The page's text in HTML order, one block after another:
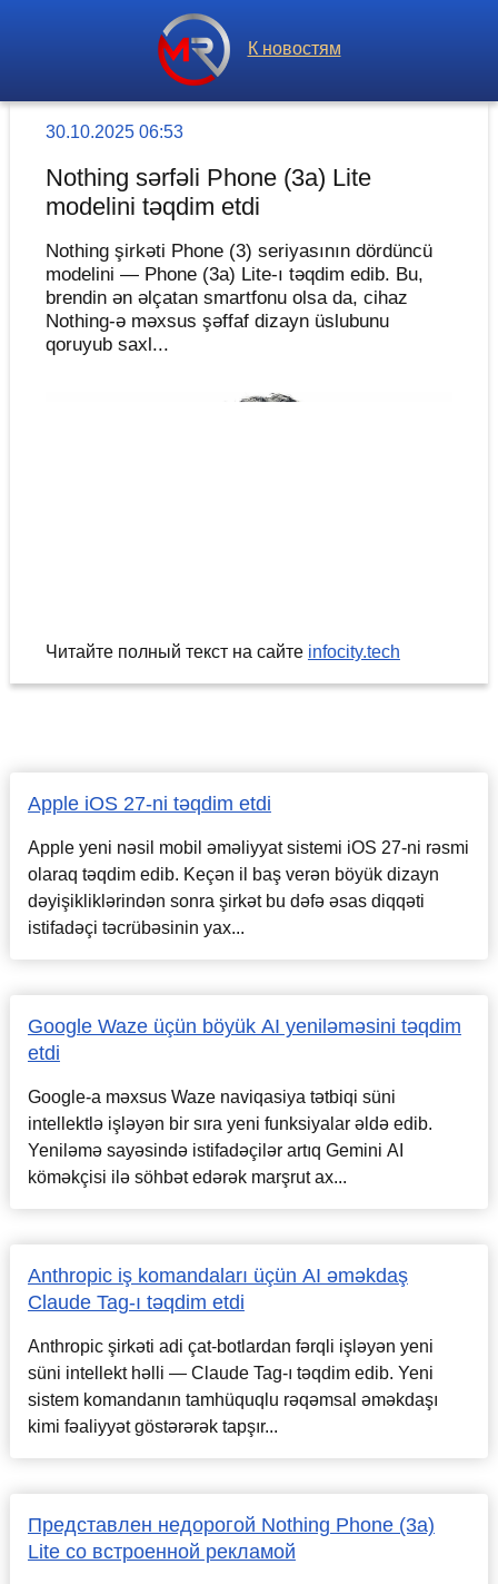
К новостям
30.10.2025 06:53
Nothing sərfəli Phone (3a) Lite
modelini təqdim etdi
Nothing şirkəti Phone (3) seriyasının dördüncü
modelini — Phone (3a) Lite-ı təqdim edib. Bu,
brendin ən əlçatan smartfonu olsa da, cihaz
Nothing-ə məxsus şəffaf dizayn üslubunu
qoruyub saxl...
Читайте полный текст на сайте infocity.tech
Apple iOS 27-ni təqdim etdi
Apple yeni nəsil mobil əməliyyat sistemi iOS 27-ni rəsmi
olaraq təqdim edib. Keçən il baş verən böyük dizayn
dəyişikliklərindən sonra şirkət bu dəfə əsas diqqəti
istifadəçi təcrübəsinin yax...
Google Waze üçün böyük AI yeniləməsini təqdim
etdi
Google-a məxsus Waze naviqasiya tətbiqi süni
intellektlə işləyən bir sıra yeni funksiyalar əldə edib.
Yeniləmə sayəsində istifadəçilər artıq Gemini AI
köməkçisi ilə söhbət edərək marşrut ax...
Anthropic iş komandaları üçün AI əməkdaş
Claude Tag-ı təqdim etdi
Anthropic şirkəti adi çat-botlardan fərqli işləyən yeni
süni intellekt həlli — Claude Tag-ı təqdim edib. Yeni
sistem komandanın tamhüquqlu rəqəmsal əməkdaşı
kimi fəaliyyət göstərərək tapşır...
Представлен недорогой Nothing Phone (3a)
Lite со встроенной рекламой